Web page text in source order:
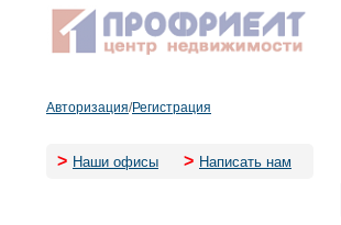
Авторизация/Регистрация
> Наши офисы > Написать нам